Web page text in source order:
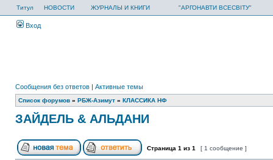
Титул НОВОСТИ ЖУРНАЛЫ И КНИГИ "АРГОНАВТИ ВСЕСВІТУ"
Вход
Сообщения без ответов | Активные темы
Список форумов » РБЖ-Азимут » КЛАССИКА НФ
ЗАЙДЕЛЬ & АЛЬДАНИ
Страница 1 из 1 [ 1 сообщение ]